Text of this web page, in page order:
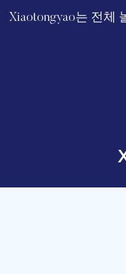
Xiaotongyao는 전체